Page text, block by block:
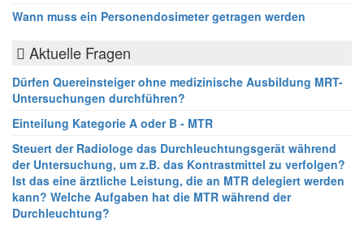
Wann muss ein Personendosimeter getragen werden
Aktuelle Fragen
Dürfen Quereinsteiger ohne medizinische Ausbildung MRT-
Untersuchungen durchführen?
Einteilung Kategorie A oder B - MTR
Steuert der Radiologe das Durchleuchtungsgerät während
der Untersuchung, um z.B. das Kontrastmittel zu verfolgen?
Ist das eine ärztliche Leistung, die an MTR delegiert werden
kann? Welche Aufgaben hat die MTR während der
Durchleuchtung?